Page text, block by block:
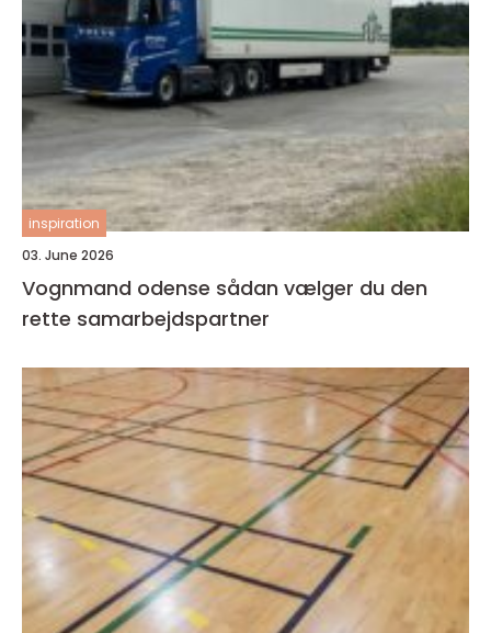
inspiration
03. June 2026
Vognmand odense sådan vælger du den
rette samarbejdspartner